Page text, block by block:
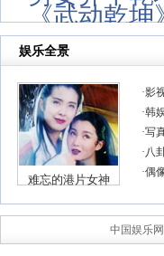
《武动乾坤
04-19)
中国娱乐